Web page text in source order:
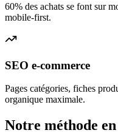
60% des achats se font sur
mobile-first.
SEO e-commerce
Pages catégories, fiches
organique maximale.
Notre méthode en